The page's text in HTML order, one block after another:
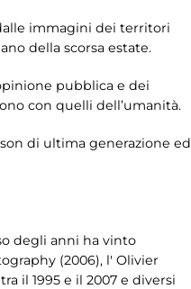
immagini dei territori
della scorsa estate.
pubblica e dei
con quelli dell’umanità.
di ultima generazione ed
degli anni ha vinto
(2006), l' Olivier
il 1995 e il 2007 e diversi